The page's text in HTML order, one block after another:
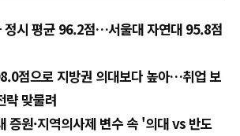
정시 평균 96.2점…서울대 자연대 95.8점
점으로 지방권 의대보다 높아…취업 보
략 맞물려
증원·지역의사제 변수 속 '의대 vs 반도